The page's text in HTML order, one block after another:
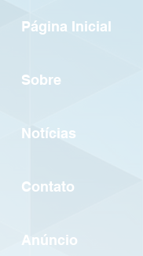
Página Inicial
Sobre
Notícias
Contato
Anúncio